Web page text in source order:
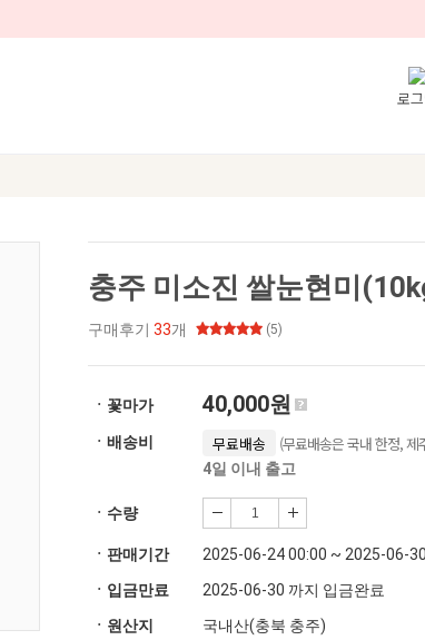
로
충주 미소진 쌀눈현미
구매후기 33개 (5)
ㆍ꽃마가 40,000원
ㆍ배송비 무료배송 (무료배송은 국내 한정, 제
4일 이내 출고
ㆍ수량
ㆍ판매기간
2025-06-24 00:00 ~ 2025-06-
ㆍ입금만료
2025-06-30 까지 입금완료
ㆍ원산지
국내산(충북 충주)